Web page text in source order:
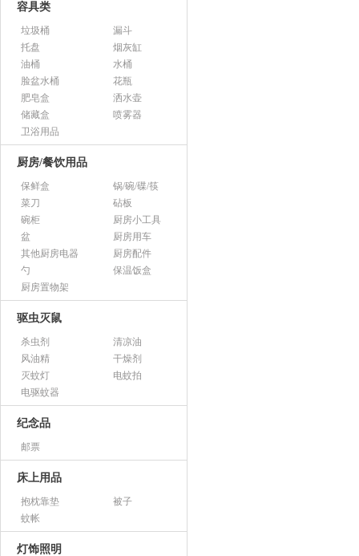
容具类
垃圾桶
漏斗
托盘
烟灰缸
油桶
水桶
脸盆水桶
花瓶
肥皂盒
洒水壶
储藏盒
喷雾器
卫浴用品
厨房/餐饮用品
保鲜盒
锅/碗/碟/筷
菜刀
砧板
碗柜
厨房小工具
盆
厨房用车
其他厨房电器
厨房配件
勺
保温饭盒
厨房置物架
驱虫灭鼠
杀虫剂
清凉油
风油精
干燥剂
灭蚊灯
电蚊拍
电驱蚊器
纪念品
邮票
床上用品
抱枕靠垫
被子
蚊帐
灯饰照明